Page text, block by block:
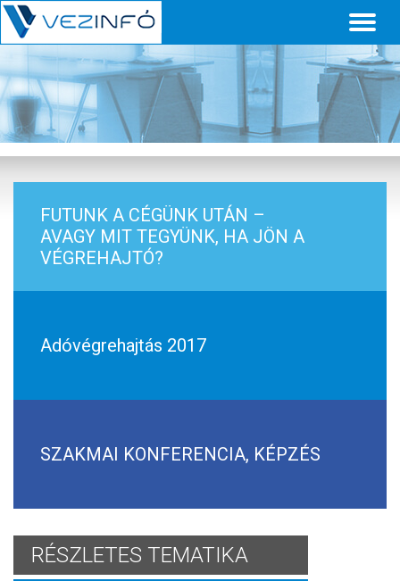
FUTUNK A CÉGÜNK UTÁN –
AVAGY MIT TEGYÜNK, HA JÖN A
VÉGREHAJTÓ?
Adóvégrehajtás 2017
SZAKMAI KONFERENCIA, KÉPZÉS
RÉSZLETES TEMATIKA